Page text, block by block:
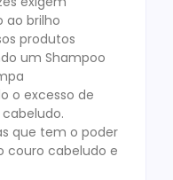
ao brilho
produtos
um Shampoo
o excesso de
que tem o poder
couro cabeludo e